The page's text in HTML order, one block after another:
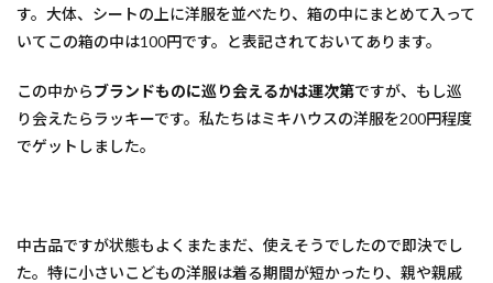
す。大体、シートの上に洋服を並べたり、箱の中にまとめて入って
いてこの箱の中は100円です。と表記されておいてあります。
この中からブランドものに巡り会えるかは運次第ですが、もし巡
り会えたらラッキーです。私たちはミキハウスの洋服を200円程度
でゲットしました。
中古品ですが状態もよくまたまだ、使えそうでしたので即決でし
た。特に小さいこどもの洋服は着る期間が短かったり、親や親戚